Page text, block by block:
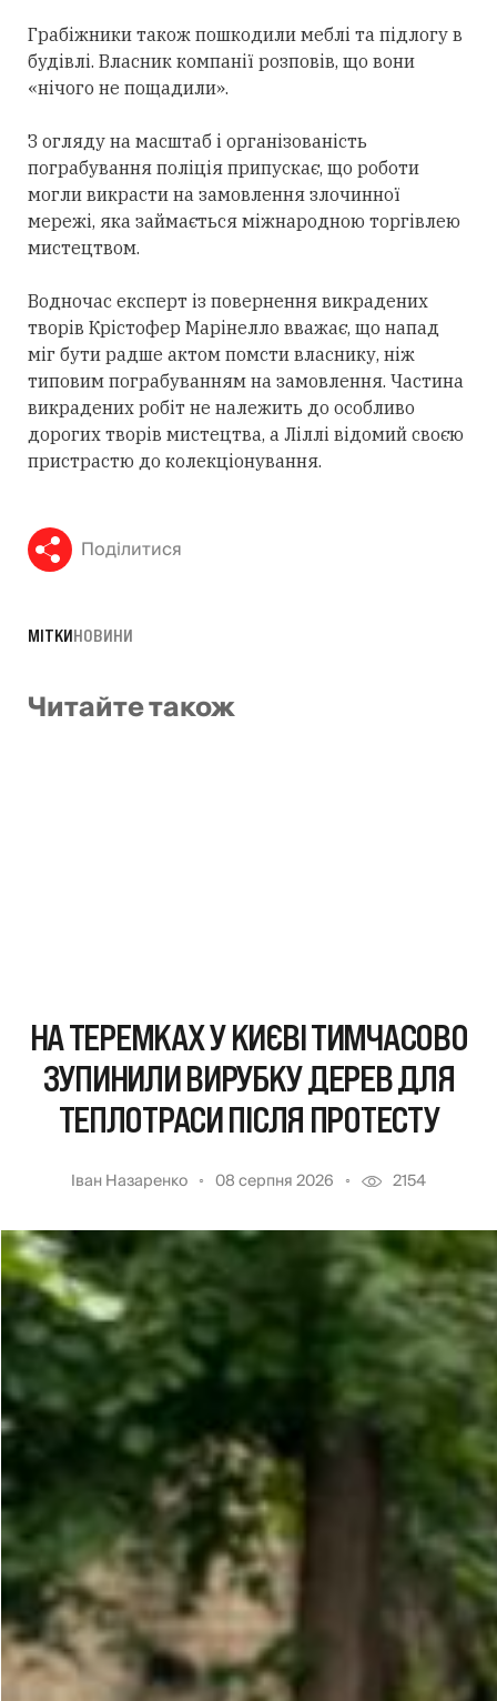
Грабіжники також пошкодили меблі та підлогу в
будівлі. Власник компанії розповів, що вони
«нічого не пощадили».
З огляду на масштаб і організованість
пограбування поліція припускає, що роботи
могли викрасти на замовлення злочинної
мережі, яка займається міжнародною торгівлею
мистецтвом.
Водночас експерт із повернення викрадених
творів Крістофер Марінелло вважає, що напад
міг бути радше актом помсти власнику, ніж
типовим пограбуванням на замовлення. Частина
викрадених робіт не належить до особливо
дорогих творів мистецтва, а Ліллі відомий своєю
пристрастю до колекціонування.
Поділитися
МІТКИНОВИНИ
Читайте також
НА ТЕРЕМКАХ У КИЄВІ ТИМЧАСОВО
ЗУПИНИЛИ ВИРУБКУ ДЕРЕВ ДЛЯ
ТЕПЛОТРАСИ ПІСЛЯ ПРОТЕСТУ
Іван Назаренко 08 серпня 2026 2154